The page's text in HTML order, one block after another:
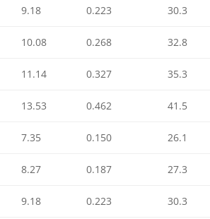
9.18 0.223 30.3
10.08 0.268 32.8
11.14 0.327 35.3
13.53 0.462 41.5
7.35 0.150 26.1
8.27 0.187 27.3
9.18 0.223 30.3